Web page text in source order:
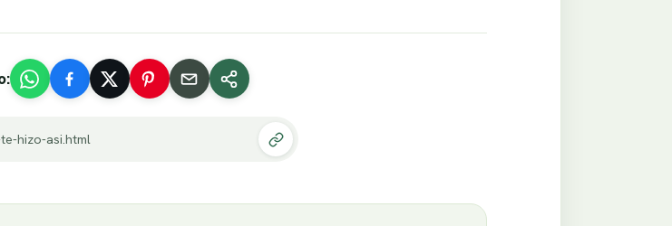
hizo-asi.html